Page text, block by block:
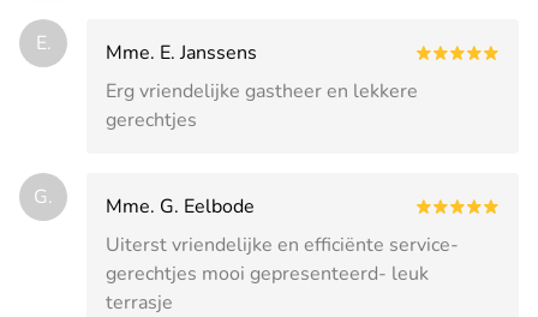
E.
Mme. E. Janssens
Erg vriendelijke gastheer en lekkere
gerechtjes
G.
Mme. G. Eelbode
Uiterst vriendelijke en efficiënte service-
gerechtjes mooi gepresenteerd- leuk
terrasje